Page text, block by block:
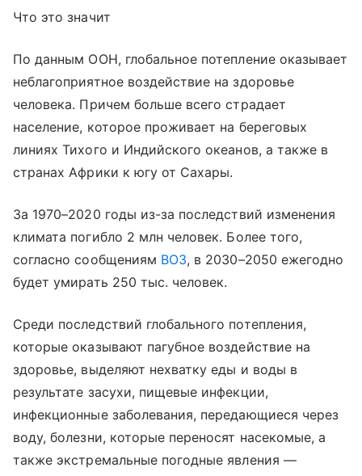
Что это значит
По данным ООН, глобальное потепление оказывает
неблагоприятное воздействие на здоровье
человека. Причем больше всего страдает
население, которое проживает на береговых
линиях Тихого и Индийского океанов, а также в
странах Африки к югу от Сахары.
За 1970–2020 годы из-за последствий изменения
климата погибло 2 млн человек. Более того,
согласно сообщениям ВОЗ, в 2030–2050 ежегодно
будет умирать 250 тыс. человек.
Среди последствий глобального потепления,
которые оказывают пагубное воздействие на
здоровье, выделяют нехватку еды и воды в
результате засухи, пищевые инфекции,
инфекционные заболевания, передающиеся через
воду, болезни, которые переносят насекомые, а
также экстремальные погодные явления —